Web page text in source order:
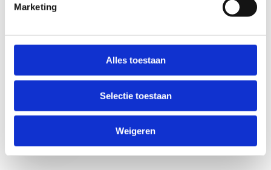
Marketing
Alles toestaan
Selectie toestaan
Weigeren
Anti-Robot Verification
Click to start verification
Verzend